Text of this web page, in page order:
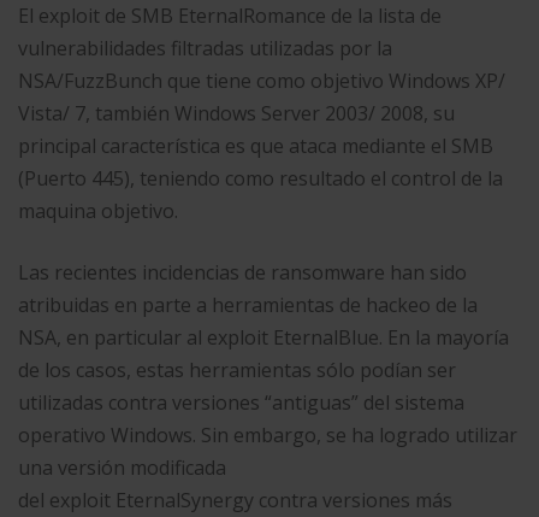
El exploit de SMB EternalRomance de la lista de
vulnerabilidades filtradas utilizadas por la
NSA/FuzzBunch que tiene como objetivo Windows XP/
Vista/ 7, también Windows Server 2003/ 2008, su
principal característica es que ataca mediante el SMB
(Puerto 445), teniendo como resultado el control de la
maquina objetivo.
Las recientes incidencias de ransomware han sido
atribuidas en parte a herramientas de hackeo de la
NSA, en particular al exploit EternalBlue. En la mayoría
de los casos, estas herramientas sólo podían ser
utilizadas contra versiones “antiguas” del sistema
operativo Windows. Sin embargo, se ha logrado utilizar
una versión modificada
del exploit EternalSynergy contra versiones más